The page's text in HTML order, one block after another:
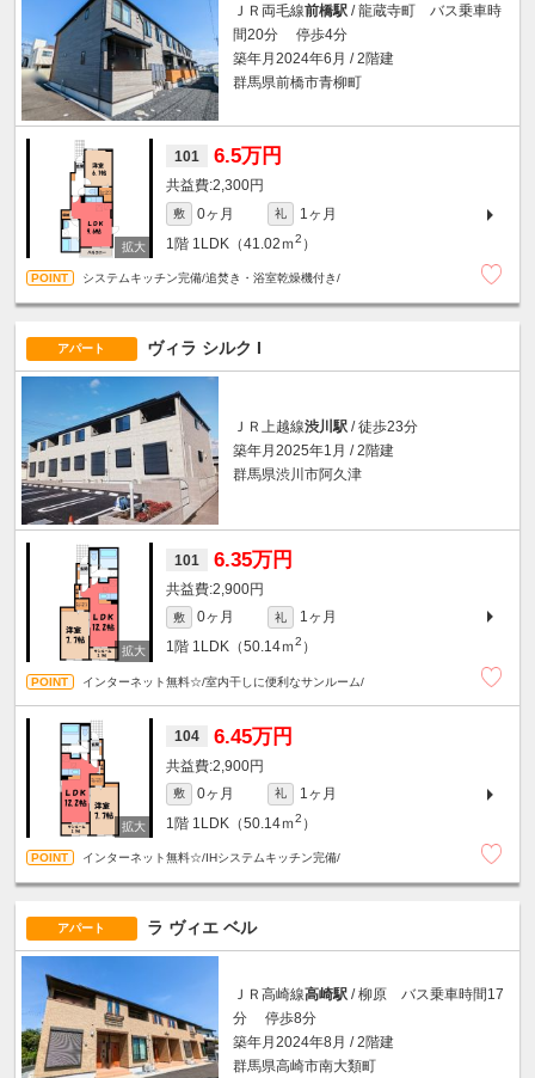
ＪＲ両毛線前橋駅 / 龍蔵寺町 バス乗車時
間20分 停歩4分
築年月2024年6月 / 2階建
群馬県前橋市青柳町
101 6.5万円
2,300円
敷 0ヶ月 礼
1ヶ月
1階 1LDK（41.02ｍ2 ）
システムキッチン完備/追焚き・浴室乾燥機付き/
アパート ヴィラ シルク I
ＪＲ上越線渋川駅 / 徒歩23分
築年月2025年1月 / 2階建
群馬県渋川市阿久津
101 6.35万円
2,900円
敷 0ヶ月 礼
1ヶ月
1階 1LDK（50.14ｍ2 ）
インターネット無料☆/室内干しに便利なサンルーム/
104 6.45万円
2,900円
敷 0ヶ月 礼
1ヶ月
1階 1LDK（50.14ｍ2 ）
インターネット無料☆/IHシステムキッチン完備/
アパート ラ ヴィエ ベル
ＪＲ高崎線高崎駅 / 柳原 バス乗車時間17
分 停歩8分
築年月2024年8月 / 2階建
群馬県高崎市南大類町